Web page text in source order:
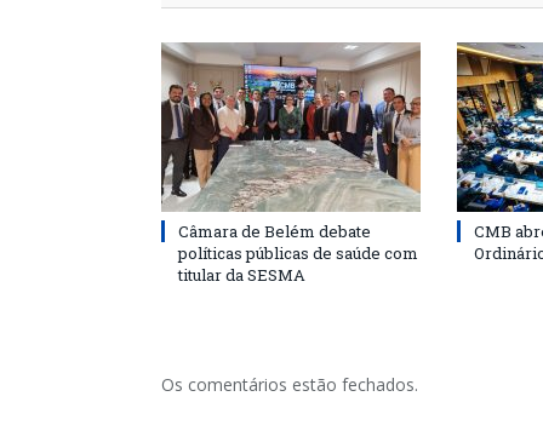
Câmara de Belém debate
políticas públicas de saúde com
titular da SESMA
CMB
Os comentários estão fechados.